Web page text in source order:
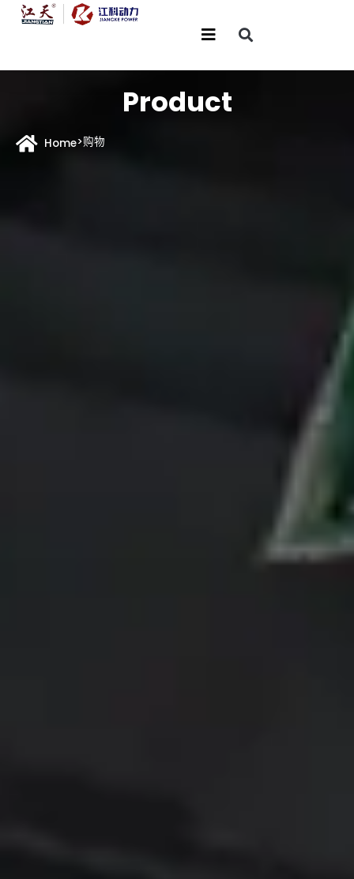
Product
Home>购物